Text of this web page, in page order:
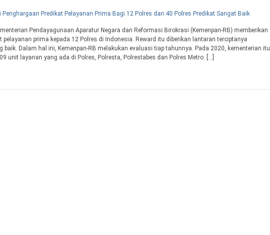
Pendayagunaan Aparatur Negara dan Reformasi Birokrasi (Kemenpan-RB) memberikan
pelayanan prima kepada 12 Polres di Indonesia. Reward itu diberikan lantaran terciptanya
baik. Dalam hal ini, Kemenpan-RB melakukan evaluasi tiap tahunnya. Pada 2020, kementerian itu
unit layanan yang ada di Polres, Polresta, Polrestabes dan Polres Metro. […]